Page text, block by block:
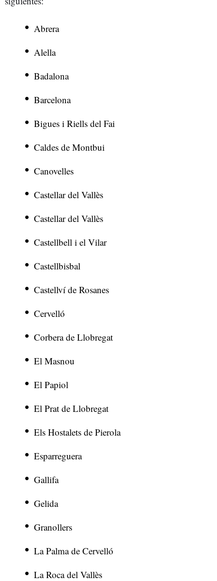
Abrera
Alella
Badalona
Barcelona
Bigues i Riells del Fai
Caldes de Montbui
Canovelles
Castellar del Vallès
Castellar del Vallès
Castellbell i el Vilar
Castellbisbal
Castellví de Rosanes
Cervelló
Corbera de Llobregat
El Masnou
El Papiol
El Prat de Llobregat
Els Hostalets de Pierola
Esparreguera
Gallifa
Gelida
Granollers
La Palma de Cervelló
La Roca del Vallès